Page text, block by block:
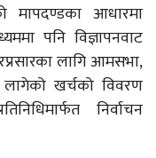
मापदण्डका आधारमा
पनि विज्ञापनवाट
लागि आमसभा,
लागेको खर्चको विवरण
निर्वाचन